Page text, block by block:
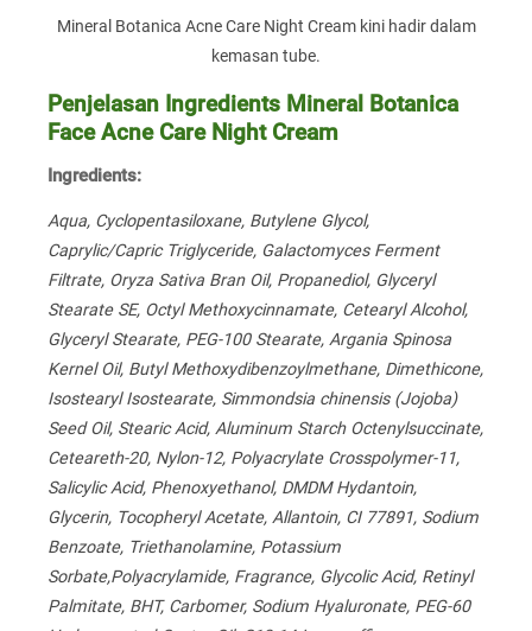
Mineral Botanica Acne Care Night Cream kini hadir dalam
kemasan tube.
Penjelasan Ingredients Mineral Botanica
Face Acne Care Night Cream
Ingredients:
Aqua, Cyclopentasiloxane, Butylene Glycol,
Caprylic/Capric Triglyceride, Galactomyces Ferment
Filtrate, Oryza Sativa Bran Oil, Propanediol, Glyceryl
Stearate SE, Octyl Methoxycinnamate, Cetearyl Alcohol,
Glyceryl Stearate, PEG-100 Stearate, Argania Spinosa
Kernel Oil, Butyl Methoxydibenzoylmethane, Dimethicone,
Isostearyl Isostearate, Simmondsia chinensis (Jojoba)
Seed Oil, Stearic Acid, Aluminum Starch Octenylsuccinate,
Ceteareth-20, Nylon-12, Polyacrylate Crosspolymer-11,
Salicylic Acid, Phenoxyethanol, DMDM Hydantoin,
Glycerin, Tocopheryl Acetate, Allantoin, CI 77891, Sodium
Benzoate, Triethanolamine, Potassium
Sorbate,Polyacrylamide, Fragrance, Glycolic Acid, Retinyl
Palmitate, BHT, Carbomer, Sodium Hyaluronate, PEG-60